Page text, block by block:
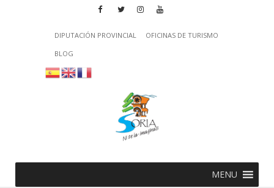
DIPUTACIÓN PROVINCIAL
OFICINAS DE TURISMO
BLOG
MENU